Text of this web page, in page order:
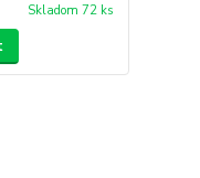
Skladom 72 ks